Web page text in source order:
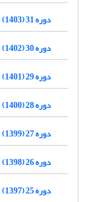
دوره 31 (1403)
دوره 30 (1402)
دوره 29 (1401)
دوره 28 (1400)
دوره 27 (1399)
دوره 26 (1398)
دوره 25 (1397)